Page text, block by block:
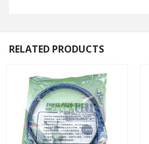
RELATED PRODUCTS